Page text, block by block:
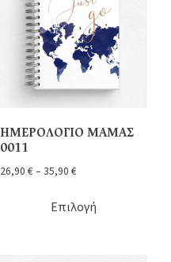
ΗΜΕΡΟΛΟΓΙΟ ΜΑΜΑΣ
0011
26,90 € – 35,90 €
Επιλογή